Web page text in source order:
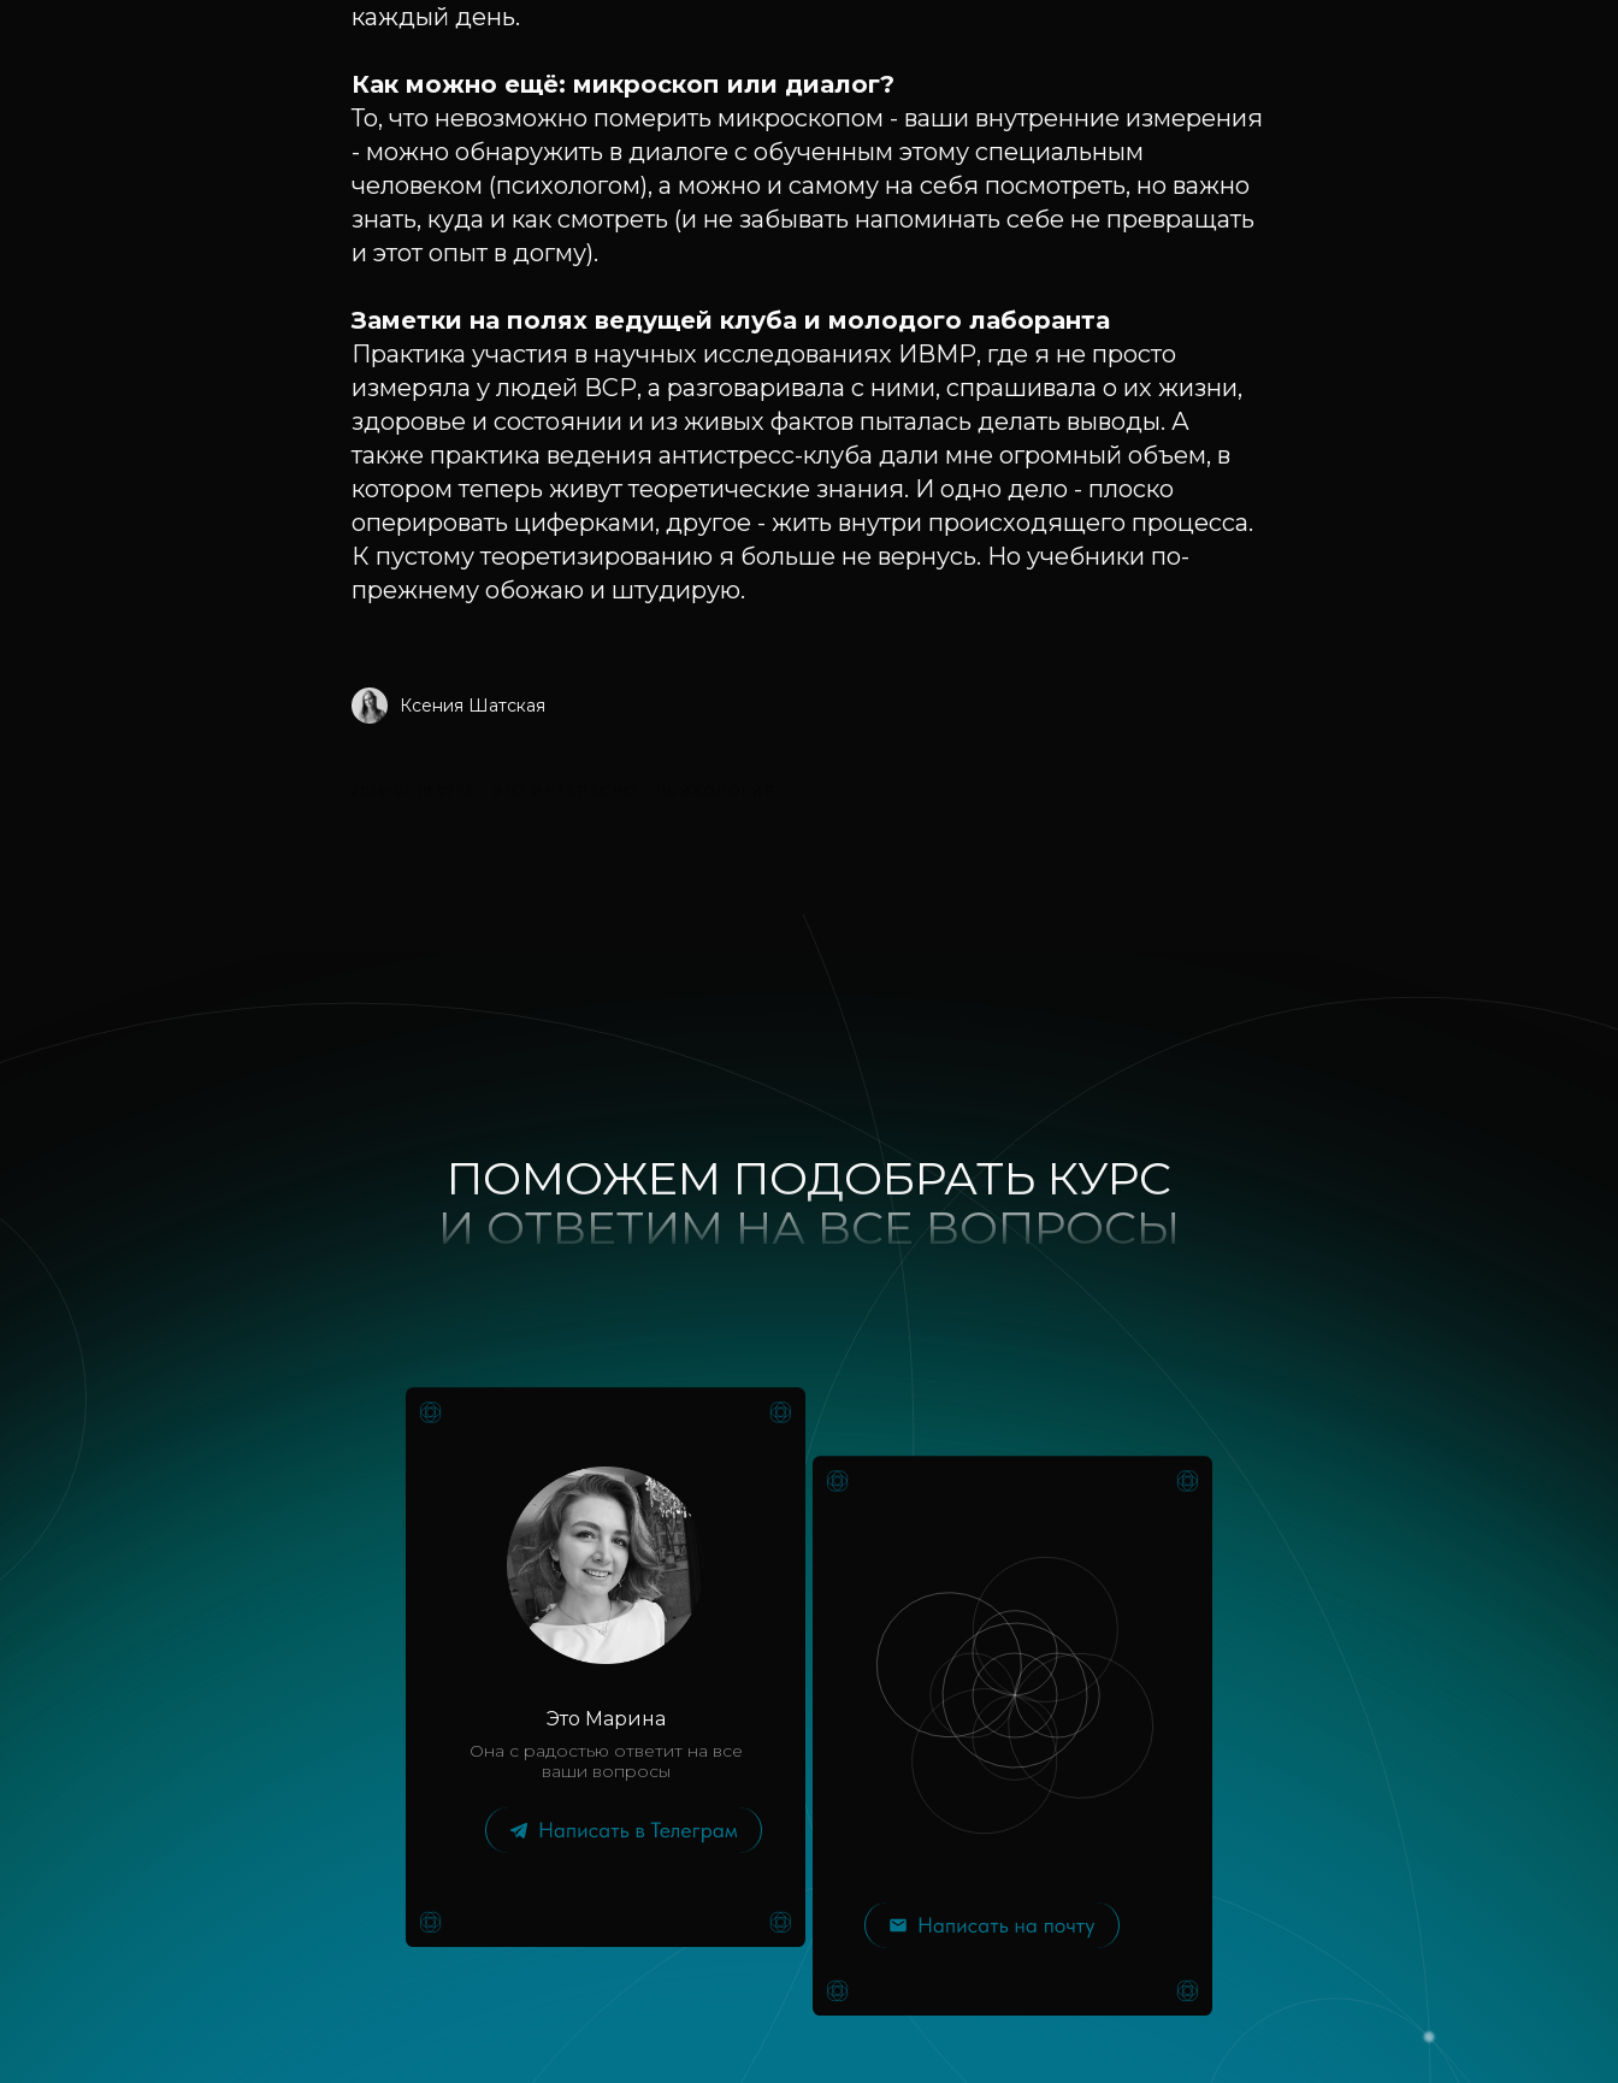
каждый день.
Как можно ещё: микроскоп или диалог?
То, что невозможно померить микроскопом - ваши внутренние измерения
- можно обнаружить в диалоге с обученным этому специальным
человеком (психологом), а можно и самому на себя посмотреть, но важно
знать, куда и как смотреть (и не забывать напоминать себе не превращать
и этот опыт в догму).
Заметки на полях ведущей клуба и молодого лаборанта
Практика участия в научных исследованиях ИВМР, где я не просто
измеряла у людей ВСР, а разговаривала с ними, спрашивала о их жизни,
здоровье и состоянии и из живых фактов пыталась делать выводы. А
также практика ведения антистресс-клуба дали мне огромный объем, в
котором теперь живут теоретические знания. И одно дело - плоско
оперировать циферками, другое - жить внутри происходящего процесса.
К пустому теоретизированию я больше не вернусь. Но учебники по-
прежнему обожаю и штудирую.
Ксения Шатская
ПОМОЖЕМ ПОДОБРАТЬ КУРС
И ОТВЕТИМ НА ВСЕ ВОПРОСЫ
Она с радостью ответит на все
ваши вопросы
Это Марина